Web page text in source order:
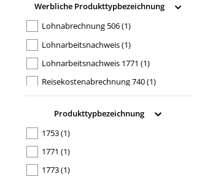
Werbliche Produkttypbezeichnung
Lohnabrechnung 506(1)
Lohnarbeitsnachweis(1)
Lohnarbeitsnachweis 1771 (1)
Reisekostenabrechnung 740(1)
Reisekostenabrechnung 741(1)
Stundennachweis 1773(1)
Urlaubsantrag
Urlaubsantrag 1753
Urlaubsantrag SD 045
Produkttypbezeichnung
1753(1)
1771 (1)
1773(1)